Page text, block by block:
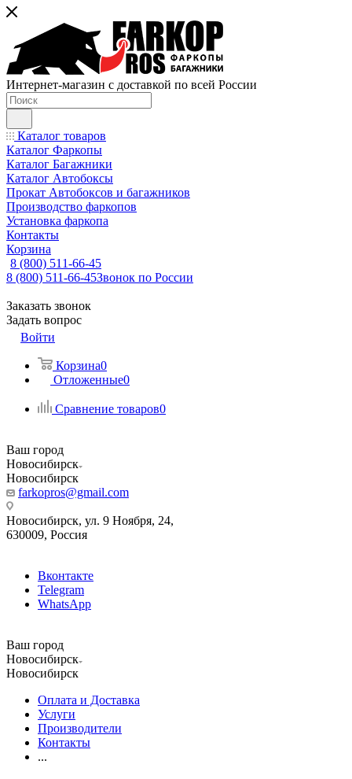
Интернет-магазин с доставкой по всей России
Каталог товаров
Каталог Фаркопы
Каталог Багажники
Каталог Автобоксы
Прокат Автобоксов и багажников
Производство фаркопов
Установка фаркопа
Контакты
Корзина
8 (800) 511-66-45
8 (800) 511-66-45Звонок по России
Заказать звонок
Задать вопрос
Войти
Корзина0
Отложенные0
Сравнение товаров0
Ваш город
Новосибирск
Новосибирск
farkopros@gmail.com
Новосибирск, ул. 9 Ноября, 24,
630009, Россия
Вконтакте
Telegram
WhatsApp
Ваш город
Новосибирск
Новосибирск
Оплата и Доставка
Услуги
Производители
Контакты
...